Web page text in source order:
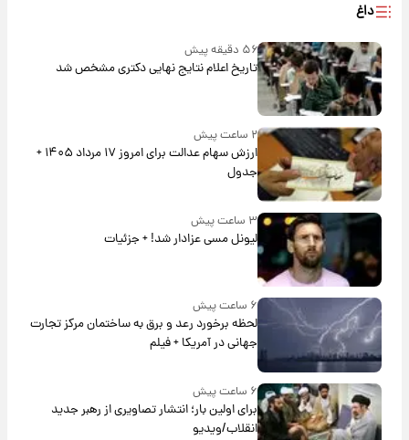
داغ
۵۶ دقیقه پیش
تاریخ اعلام نتایج نهایی دکتری مشخص شد
۲ ساعت پیش
ارزش سهام عدالت برای امروز ۱۷ مرداد ۱۴۰۵ +
جدول
۳ ساعت پیش
لیونل مسی عزادار شد! + جزئیات
۶ ساعت پیش
لحظه برخورد رعد و برق به ساختمان مرکز تجارت
جهانی در آمریکا + فیلم
۶ ساعت پیش
برای اولین بار؛ انتشار تصاویری از رهبر جدید
انقلاب/ویدیو